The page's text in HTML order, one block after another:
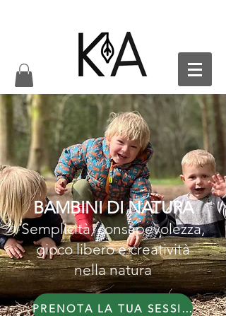
BAMBINI DI NATURA
Semplicità, consapevolezza,
gioco libero e creatività
nella natura
PRENOTA LA TUA SESSIONE